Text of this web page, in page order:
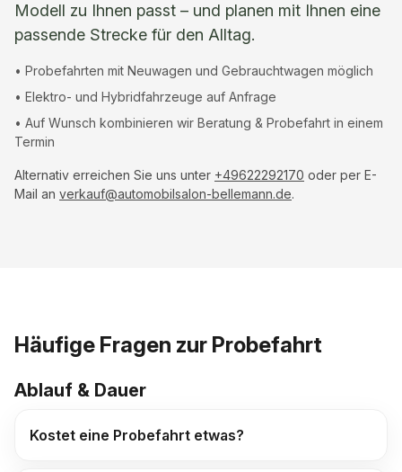
Modell zu Ihnen passt – und planen mit Ihnen eine
passende Strecke für den Alltag.
• Probefahrten mit Neuwagen und Gebrauchtwagen möglich
• Elektro- und Hybridfahrzeuge auf Anfrage
• Auf Wunsch kombinieren wir Beratung & Probefahrt in einem
Termin
Alternativ erreichen Sie uns unter +49622292170 oder per E-
Mail an verkauf@automobilsalon-bellemann.de.
Häufige Fragen zur Probefahrt
Ablauf & Dauer
Kostet eine Probefahrt etwas?